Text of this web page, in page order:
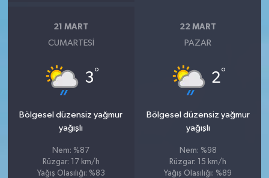
21 MART
CUMARTESI
3°
Bölgesel düzensiz yağmur
yağışlı
Nem: %87
Rüzgar: 17 km/h
Yağış Olasılığı: %83
22 MART
PAZAR
2°
Bölgesel düzensiz yağmur
yağışlı
Nem: %98
Rüzgar: 15 km/h
Yağış Olasılığı: %89